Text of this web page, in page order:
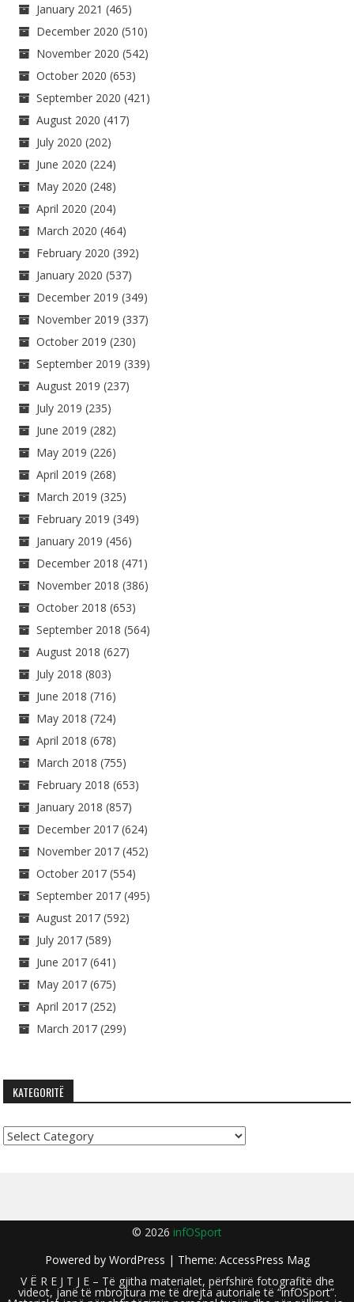
January 2021 (465)
December 2020 (510)
November 2020 (542)
October 2020 (653)
September 2020 (421)
August 2020 (417)
July 2020 (202)
June 2020 (224)
May 2020 (248)
April 2020 (204)
March 2020 (464)
February 2020 (392)
January 2020 (537)
December 2019 (349)
November 2019 (337)
October 2019 (230)
September 2019 (339)
August 2019 (237)
July 2019 (235)
June 2019 (282)
May 2019 (226)
April 2019 (268)
March 2019 (325)
February 2019 (349)
January 2019 (456)
December 2018 (471)
November 2018 (386)
October 2018 (653)
September 2018 (564)
August 2018 (627)
July 2018 (803)
June 2018 (716)
May 2018 (724)
April 2018 (678)
March 2018 (755)
February 2018 (653)
January 2018 (857)
December 2017 (624)
November 2017 (452)
October 2017 (554)
September 2017 (495)
August 2017 (592)
July 2017 (589)
June 2017 (641)
May 2017 (675)
April 2017 (252)
March 2017 (299)
KATEGORITË
Kategoritë
© 2026 infOSport
Powered by WordPress | Theme: AccessPress Mag
V Ë R E J T J E – Të gjitha materialet, përfshirë fotografitë dhe
videot, janë të mbrojtura me të drejta autoriale të “infOSport”.